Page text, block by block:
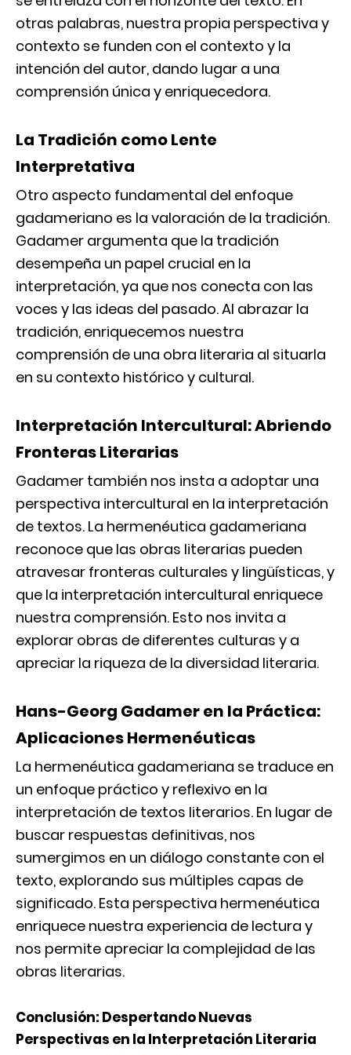
otras palabras, nuestra propia perspectiva y
contexto se funden con el contexto y la
intención del autor, dando lugar a una
comprensión única y enriquecedora.
La Tradición como Lente
Interpretativa
Otro aspecto fundamental del enfoque
gadameriano es la valoración de la tradición.
Gadamer argumenta que la tradición
desempeña un papel crucial en la
interpretación, ya que nos conecta con las
voces y las ideas del pasado. Al abrazar la
tradición, enriquecemos nuestra
comprensión de una obra literaria al situarla
en su contexto histórico y cultural.
Interpretación Intercultural: Abriendo
Fronteras Literarias
Gadamer también nos insta a adoptar una
perspectiva intercultural en la interpretación
de textos. La hermenéutica gadameriana
reconoce que las obras literarias pueden
atravesar fronteras culturales y lingüísticas, y
que la interpretación intercultural enriquece
nuestra comprensión. Esto nos invita a
explorar obras de diferentes culturas y a
apreciar la riqueza de la diversidad literaria.
Hans-Georg Gadamer en la Práctica:
Aplicaciones Hermenéuticas
La hermenéutica gadameriana se traduce en
un enfoque práctico y reflexivo en la
interpretación de textos literarios. En lugar de
buscar respuestas definitivas, nos
sumergimos en un diálogo constante con el
texto, explorando sus múltiples capas de
significado. Esta perspectiva hermenéutica
enriquece nuestra experiencia de lectura y
nos permite apreciar la complejidad de las
obras literarias.
Conclusión: Despertando Nuevas
Perspectivas en la Interpretación Literaria